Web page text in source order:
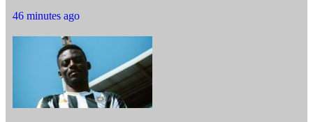
46 minutes ago